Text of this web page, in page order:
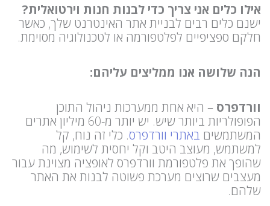
אילו כלים אני צריך כדי לבנות חנות וירטואלית?
ישנם כלים רבים לבניית אתר האינטרנט שלך, כאשר
חלקם ספציפיים לפלטפורמה או לטכנולוגיה מסוימת.
הנה שלושה אנו ממליצים עליהם:
וורדפרס – היא אחת ממערכות ניהול התוכן
הפופולריות ביותר שיש. יש יותר מ-60 מיליון אתרים
המשתמשים באתרי וורדפרס. כלי זה נוח, קל
למשתמש, מעוצב היטב וקל יחסית לשימוש, מה
שהופך את פלטפורמת וורדפרס לאופציה מצוינת עבור
מעצבים שרוצים מערכת פשוטה לבנות את האתר
שלהם.